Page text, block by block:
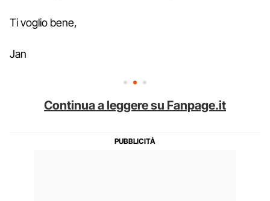
Ti voglio bene,
Jan
Continua a leggere su Fanpage.it